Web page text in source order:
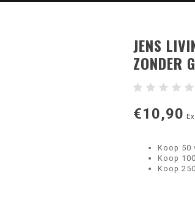
JENS
ZONDER
€10,90
Koop 50
Koop
Koop